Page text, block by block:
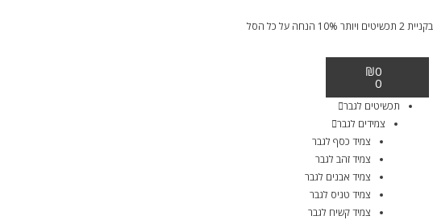
בקניית 2 תכשיטים ויותר 10% הנחה על כל הסל
₪0
0
תכשיטים לגבר
צמידים לגבר
צמיד כסף לגבר
צמיד זהב לגבר
צמיד אבנים לגבר
צמיד טניס לגבר
צמיד קשיח לגבר